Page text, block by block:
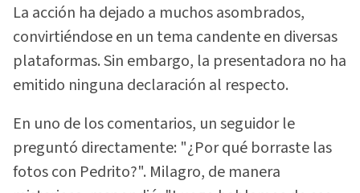
La acción ha dejado a muchos asombrados,
convirtiéndose en un tema candente en diversas
plataformas. Sin embargo, la presentadora no ha
emitido ninguna declaración al respecto.
En uno de los comentarios, un seguidor le
preguntó directamente: "¿Por qué borraste las
fotos con Pedrito?". Milagro, de manera